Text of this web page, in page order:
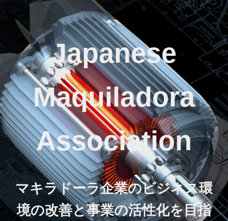
Japanese
Maquiladora
Association
マキラドーラ企業のビジネス環
境の改善と事業の活性化を目指